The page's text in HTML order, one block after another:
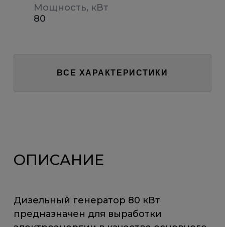
Мощность, кВт
80
ВСЕ ХАРАКТЕРИСТИКИ
ОПИСАНИЕ
Дизельный генератор 80 кВт
предназначен для выработки